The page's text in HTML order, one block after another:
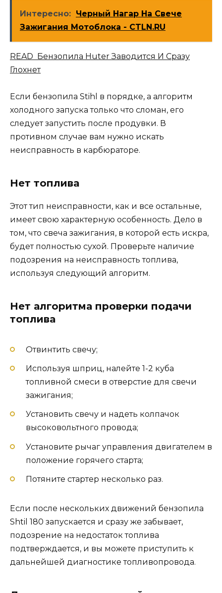
Интересно: Черный Нагар На Свече
Зажигания Мотоблока - CTLN.RU
READ Бензопила Huter Заводится И Сразу
Глохнет
Если бензопила Stihl в порядке, а алгоритм
холодного запуска только что сломан, его
следует запустить после продувки. В
противном случае вам нужно искать
неисправность в карбюраторе.
Нет топлива
Этот тип неисправности, как и все остальные,
имеет свою характерную особенность. Дело в
том, что свеча зажигания, в которой есть искра,
будет полностью сухой. Проверьте наличие
подозрения на неисправность топлива,
используя следующий алгоритм.
Нет алгоритма проверки подачи
топлива
Отвинтить свечу;
Используя шприц, налейте 1-2 куба
топливной смеси в отверстие для свечи
зажигания;
Установить свечу и надеть колпачок
высоковольтного провода;
Установите рычаг управления двигателем в
положение горячего старта;
Потяните стартер несколько раз.
Если после нескольких движений бензопила
Shtil 180 запускается и сразу же забывает,
подозрение на недостаток топлива
подтверждается, и вы можете приступить к
дальнейшей диагностике топливопровода.